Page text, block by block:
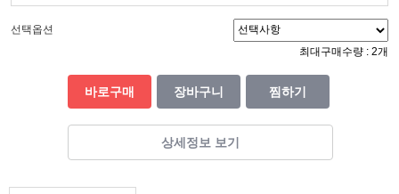
선택옵션
최대구매수량 : 2개
바로구매 장바구니 찜하기
상세정보 보기